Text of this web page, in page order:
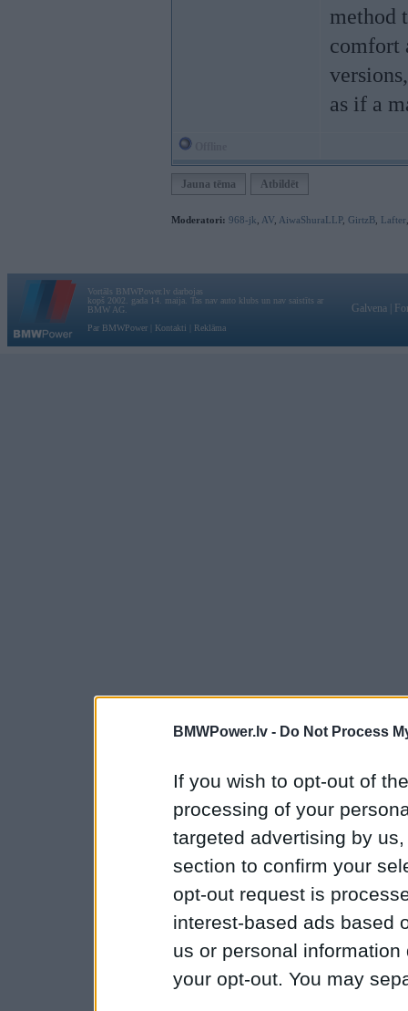
BMWPower.lv - Do Not Process
If you wish to opt-out of
processing of your
targeted advertising by
section to confirm your
opt-out request is
interest-based ads based
us or personal
your opt-out. You may
method
comfort
as if a
Jauna tēma Atbildēt
Moderatori: 968-jk AV AiwaShuraLLP, GirtzB Lafter
Vortāls BMWPower.lv darbojas
kopš 2002. gada 14. maija. Tas nav auto klubs un nav saistīts ar
BMW AG.
Par BMWPower
Kontakti Reklāma
Galvena